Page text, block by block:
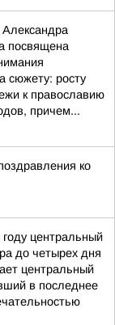
посвящена
сюжету: росту
к православию
причем...
ко
центральный
до четырех дня
центральный
в последнее